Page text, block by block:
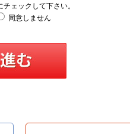
ェックして下さい。
同意しません